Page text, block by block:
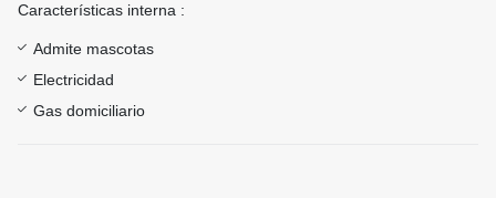
Características interna :
Admite mascotas
Electricidad
Gas domiciliario